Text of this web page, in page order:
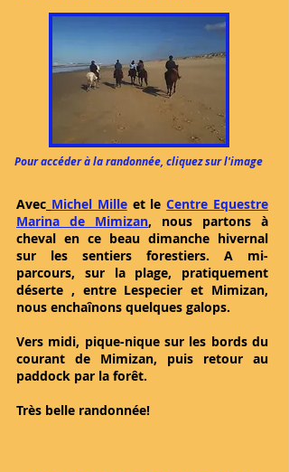
Pour accéder à la randonnée, cliquez sur l'image
Avec Michel Milleet leCentre Equestre
Marina de Mimizan, nous partons à
cheval en ce beau dimanche hivernal
sur les sentiers forestiers. A mi-
parcours, sur la plage, pratiquement
déserte , entre Lespecier et Mimizan,
nous enchaînons quelques galops.
Vers midi, pique-nique sur les bords du
courant de Mimizan, puis retour au
paddock par la forêt.
Très belle randonnée!